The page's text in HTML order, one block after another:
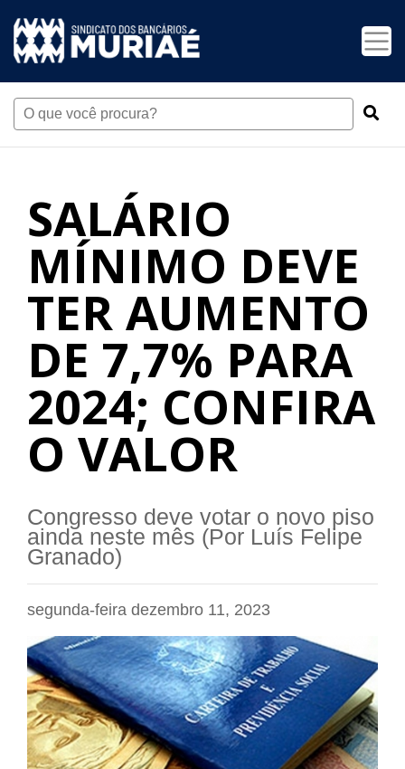
SALÁRIO
MÍNIMO DEVE
TER AUMENTO
DE 7,7% PARA
2024; CONFIRA
O VALOR
Congresso deve votar o novo piso
ainda neste mês (Por Luís Felipe
Granado)
segunda-feira dezembro 11, 2023